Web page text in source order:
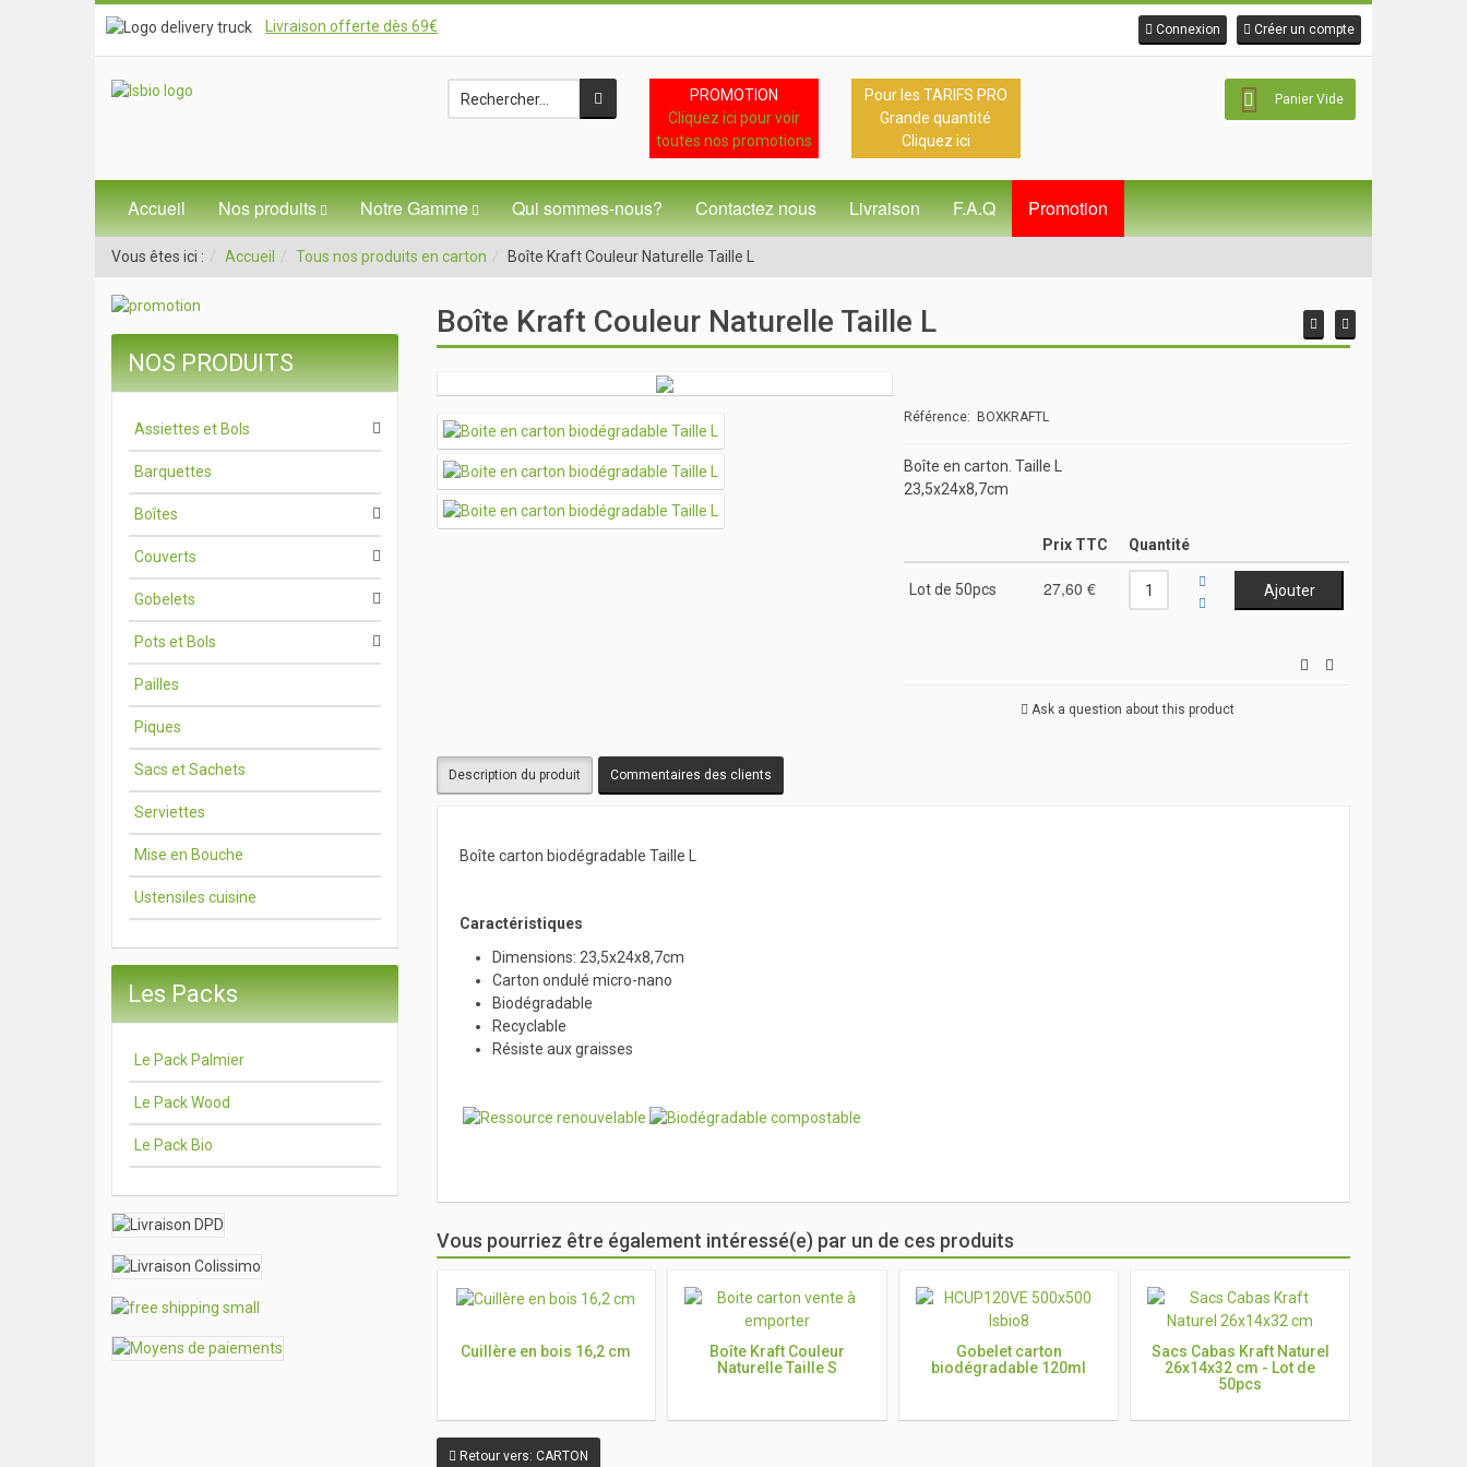
Livraison offerte dès 69€ Connexion Créer un compte
PROMOTION
Cliquez ici pour voir
toutes nos promotions
Pour les TARIFS PRO
Grande quantité
Cliquez ici
Panier Vide
Accueil Nos produits Notre Gamme Qui sommes-nous? Contactez nous Livraison F.A.Q Promotion
Vous êtes ici : Accueil Tous nos produits en carton Boîte Kraft Couleur Naturelle Taille L
Boîte Kraft Couleur Naturelle Taille L
Référence: BOXKRAFTL
Boîte en carton. Taille L
23,5x24x8,7cm
Prix TTC Quantité
Lot de 50pcs 27,60 €
Ask a question about this product
Description du produit Commentaires des clients
Boîte carton biodégradable Taille L
Caractéristiques
Dimensions: 23,5x24x8,7cm
Carton ondulé micro-nano
Biodégradable
Recyclable
Résiste aux graisses
Vous pourriez être également intéressé(e) par un de ces produits
Cuillère en bois 16,2 cm
Boîte Kraft Couleur
Naturelle Taille S
Gobelet carton
biodégradable 120ml
Sacs Cabas Kraft Naturel
26x14x32 cm - Lot de
50pcs
Retour vers: CARTON
NOS PRODUITS
Assiettes et Bols
Barquettes
Boîtes
Couverts
Gobelets
Pots et Bols
Pailles
Piques
Sacs et Sachets
Serviettes
Mise en Bouche
Ustensiles cuisine
Les Packs
Le Pack Palmier
Le Pack Wood
Le Pack Bio